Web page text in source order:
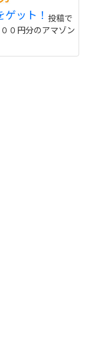
ット！ 投稿で
０円分のアマゾン